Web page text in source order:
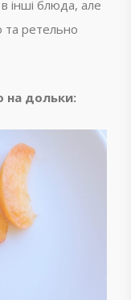
інші блюда, але
та ретельно
на дольки: